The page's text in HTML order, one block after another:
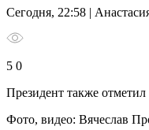
Сегодня, 22:58 |
5 0
Президент также
Фото, видео: Вячеслав